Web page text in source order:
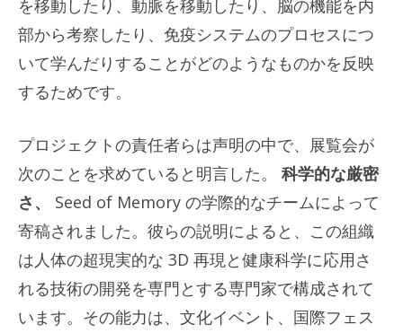
を移動したり、動脈を移動したり、脳の機能を内
部から考察したり、免疫システムのプロセスにつ
いて学んだりすることがどのようなものかを反映
するためです。
プロジェクトの責任者らは声明の中で、展覧会が
次のことを求めていると明言した。 科学的な厳密
さ、 Seed of Memory の学際的なチームによって
寄稿されました。彼らの説明によると、この組織
は人体の超現実的な 3D 再現と健康科学に応用さ
れる技術の開発を専門とする専門家で構成されて
います。その能力は、文化イベント、国際フェス